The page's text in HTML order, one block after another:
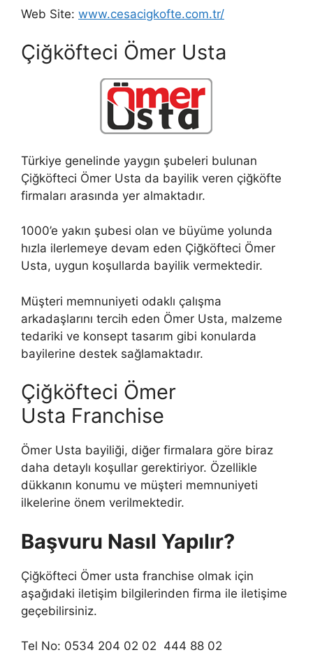
Web Site: www.cesacigkofte.com.tr/
Çiğköfteci Ömer Usta
Türkiye genelinde yaygın şubeleri bulunan
Çiğköfteci Ömer Usta da bayilik veren çiğköfte
firmaları arasında yer almaktadır.
1000’e yakın şubesi olan ve büyüme yolunda
hızla ilerlemeye devam eden Çiğköfteci Ömer
Usta, uygun koşullarda bayilik vermektedir.
Müşteri memnuniyeti odaklı çalışma
arkadaşlarını tercih eden Ömer Usta, malzeme
tedariki ve konsept tasarım gibi konularda
bayilerine destek sağlamaktadır.
Çiğköfteci Ömer
Usta Franchise
Ömer Usta bayiliği, diğer firmalara göre biraz
daha detaylı koşullar gerektiriyor. Özellikle
dükkanın konumu ve müşteri memnuniyeti
ilkelerine önem verilmektedir.
Başvuru Nasıl Yapılır?
Çiğköfteci Ömer usta franchise olmak için
aşağıdaki iletişim bilgilerinden firma ile iletişime
geçebilirsiniz.
Tel No: 0534 204 02 02 444 88 02